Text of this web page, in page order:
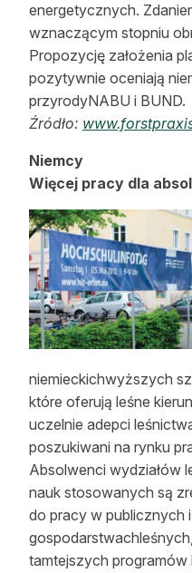
energetycznych.
wznaczącym stopniu
Propozycję założenia
pozytywnie oceniają
przyrodyNABU i BUND.
Źródło:
Niemcy
Więcej pracy dla
niemieckichwyższych
które oferują leśne
uczelnie adepci
poszukiwani na rynku
Absolwenci wydziałów
nauk stosowanych są
do pracy w publicznych
tamtejszych programów